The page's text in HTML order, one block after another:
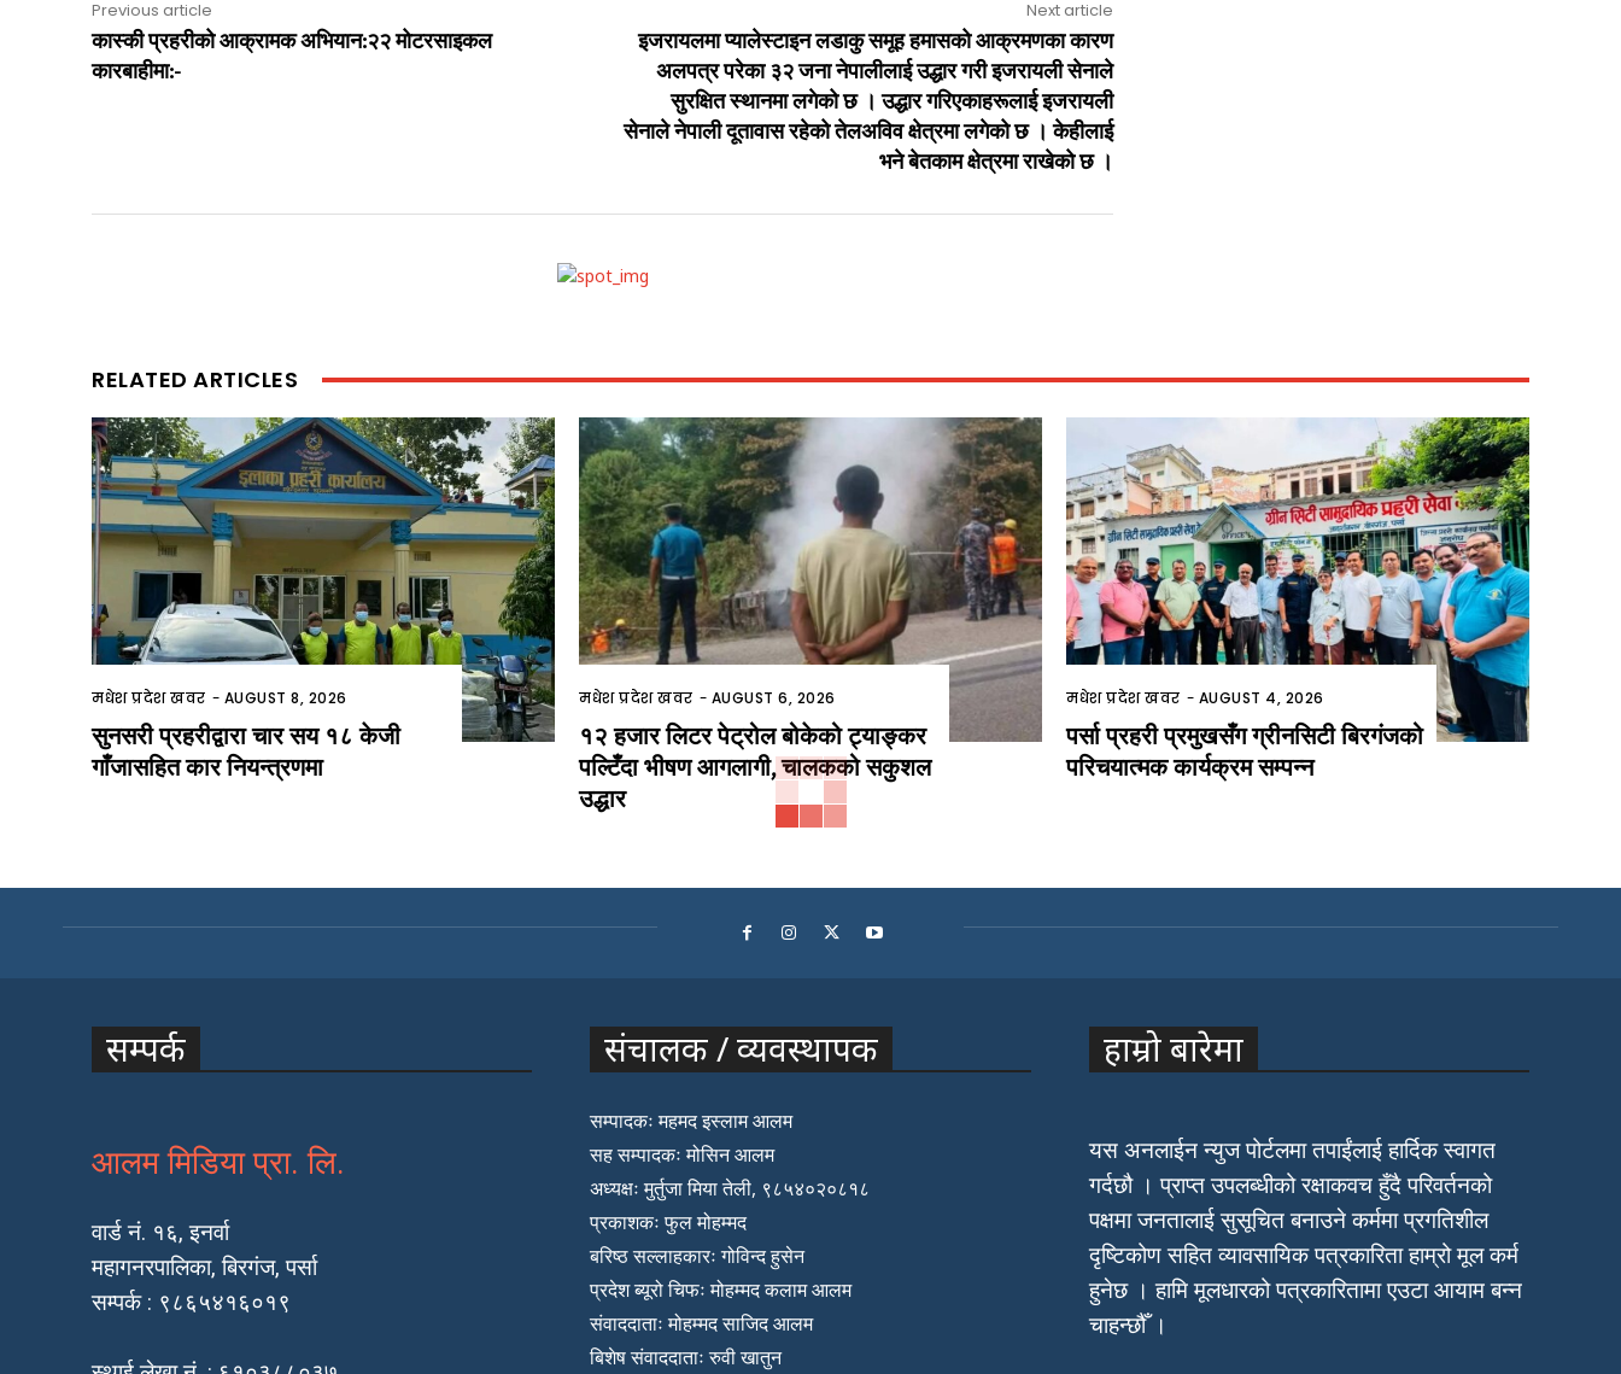
Previous article
कास्की प्रहरीको आक्रामक अभियान:२२ मोटरसाइकल
कारबाहीमा:-
Next article
इजरायलमा प्यालेस्टाइन लडाकु समूह हमासको आक्रमणका कारण
अलपत्र परेका ३२ जना नेपालीलाई उद्धार गरी इजरायली सेनाले
सुरक्षित स्थानमा लगेको छ । उद्धार गरिएकाहरूलाई इजरायली
सेनाले नेपाली दूतावास रहेको तेलअविव क्षेत्रमा लगेको छ । केहीलाई
भने बेतकाम क्षेत्रमा राखेको छ ।
RELATED ARTICLES
मधेश प्रदेश खवर - AUGUST 8, 2026
सुनसरी प्रहरीद्वारा चार सय १८ केजी
गाँजासहित कार नियन्त्रणमा
मधेश प्रदेश खवर - AUGUST 6, 2026
१२ हजार लिटर पेट्रोल बोकेको ट्याङ्कर
पल्टिँदा भीषण आगलागी, चालकको सकुशल
उद्धार
मधेश प्रदेश खवर - AUGUST 4, 2026
पर्सा प्रहरी प्रमुखसँग ग्रीनसिटी बिरगंजको
परिचयात्मक कार्यक्रम सम्पन्न
सम्पर्क
आलम मिडिया प्रा. लि.
वार्ड नं. १६, इनर्वा
महागनरपालिका, बिरगंज, पर्सा
सम्पर्क : ९८६५४१६०१९
संचालक / व्यवस्थापक
सम्पादकः महमद इस्लाम आलम
सह सम्पादकः मोसिन आलम
अध्यक्षः मुर्तुजा मिया तेली, ९८५४०२०८१८
प्रकाशकः फुल मोहम्मद
बरिष्ठ सल्लाहकारः गोविन्द हुसेन
प्रदेश ब्यूरो चिफः मोहम्मद कलाम आलम
संवाददाताः मोहम्मद साजिद आलम
बिशेष संवाददाताः रुवी खातुन
हाम्रो बारेमा
यस अनलाईन न्युज पोर्टलमा तपाईंलाई हार्दिक स्वागत
गर्दछौ । प्राप्त उपलब्धीको रक्षाकवच हुँदै परिवर्तनको
पक्षमा जनतालाई सुसूचित बनाउने कर्ममा प्रगतिशील
दृष्टिकोण सहित व्यावसायिक पत्रकारिता हाम्रो मूल कर्म
हुनेछ । हामि मूलधारको पत्रकारितामा एउटा आयाम बन्न
चाहन्छौँ ।